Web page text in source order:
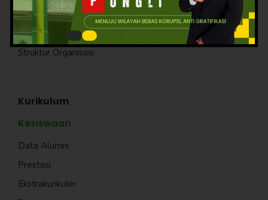
Visi & Misi
Guru-Kepegawaian
Struktur Organisasi
Kurikulum
Kesiswaan
Data Alumni
Prestasi
Ekstrakurikuler